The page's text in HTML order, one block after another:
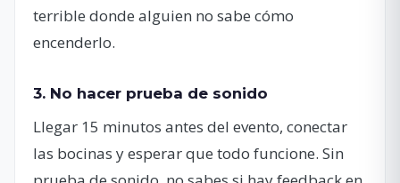
terrible donde alguien no sabe cómo
encenderlo.
3. No hacer prueba de sonido
Llegar 15 minutos antes del evento, conectar
las bocinas y esperar que todo funcione. Sin